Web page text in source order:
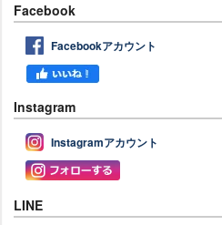
Facebook
Facebookアカウント
Instagram
Instagramアカウント
LINE